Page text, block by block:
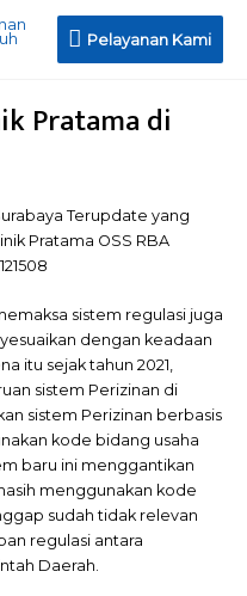
Pelayanan
Pelayanan Kami
Pratama di
Terupdate yang
Pratama OSS RBA
sistem regulasi juga
dengan keadaan
itu sejak tahun 2021,
sistem Perizinan di
sistem Perizinan berbasis
kode bidang usaha
baru ini menggantikan
menggunakan kode
sudah tidak relevan
regulasi antara
Daerah.